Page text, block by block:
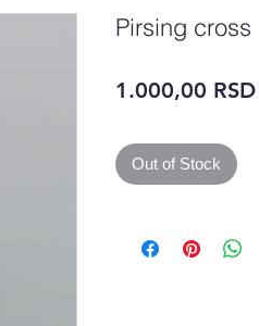
Pirsing cross
1.000,00 RSD
Out of Stock